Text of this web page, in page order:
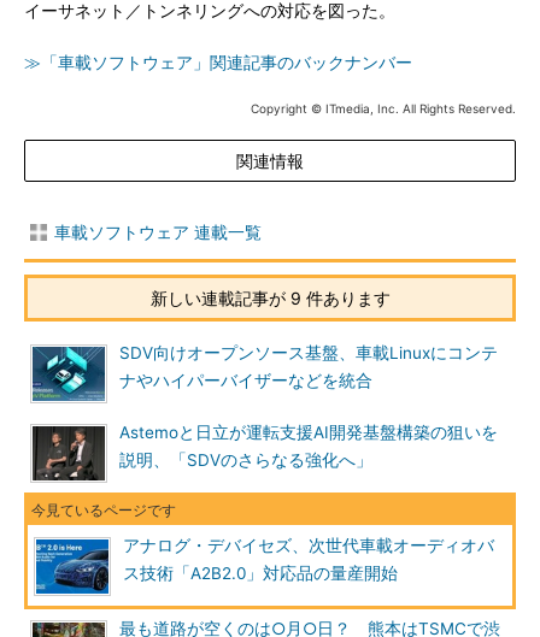
イーサネット／トンネリングへの対応を図った。
≫「車載ソフトウェア」関連記事のバックナンバー
Copyright © ITmedia, Inc. All Rights Reserved.
関連情報
車載ソフトウェア 連載一覧
新しい連載記事が 9 件あります
SDV向けオープンソース基盤、車載Linuxにコンテ
ナやハイパーバイザーなどを統合
Astemoと日立が運転支援AI開発基盤構築の狙いを
説明、「SDVのさらなる強化へ」
アナログ・デバイセズ、次世代車載オーディオバ
ス技術「A2B2.0」対応品の量産開始
最も道路が空くのは○月○日？ 熊本はTSMCで渋